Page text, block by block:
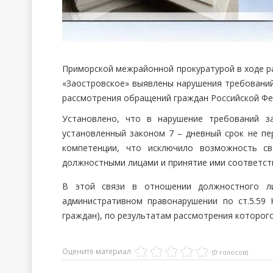
Приморской межрайонной прокуратурой в ходе
«Заостровское» выявлены нарушения
рассмотрения обращений граждан Российской
Установлено, что в нарушение требований
установленный законом 7 – дневный срок не
компетенции, что исключило возможность
должностными лицами и принятие ими
В этой связи в отношении должностного
административном правонарушении по
граждан), по результатам рассмотрения
Оцените материал (0 голосов)